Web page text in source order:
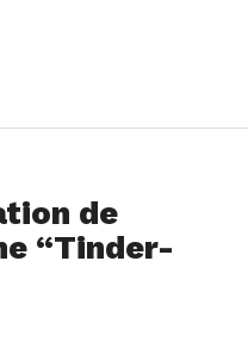
de
“Tinder-